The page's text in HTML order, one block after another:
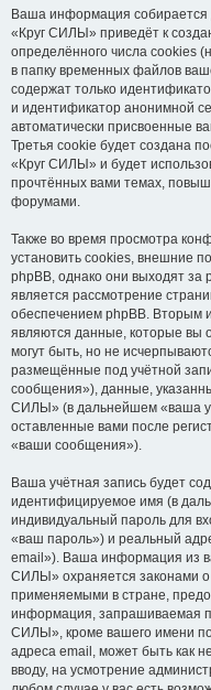
Ваша информация собирается
«Круг СИЛЫ» приведёт к
определённого числа cookies
в папку временных файлов
содержат только
и идентификатор анонимной
автоматически присвоенные
Третья cookie будет создана
«Круг СИЛЫ» и будет
прочтённых вами темах,
форумами.
Также во время просмотра
установить cookies, внешние
phpBB, однако они выходят за
является рассмотрение
обеспечением phpBB. Вторым
являются данные, которые вы
могут быть, но не
размещённые под учётной
сообщения»), данные,
СИЛЫ» (в дальнейшем «ваша
оставленные вами после
«ваши сообщения»).
Ваша учётная запись будет
идентифицируемое имя (в
индивидуальный пароль для
«ваш пароль») и реальный
email»). Ваша информация из
СИЛЫ» охраняется законами
применяемыми в стране,
информация, запрашиваемая
СИЛЫ», кроме вашего имени
адреса email, может быть как
вводу, на усмотрение